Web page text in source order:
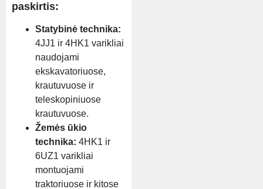
paskirtis:
Statybinė technika:
4JJ1 ir 4HK1 varikliai
naudojami
ekskavatoriuose,
krautuvuose ir
teleskopiniuose
krautuvuose.
Žemės ūkio
technika: 4HK1 ir
6UZ1 varikliai
montuojami
traktoriuose ir kitose